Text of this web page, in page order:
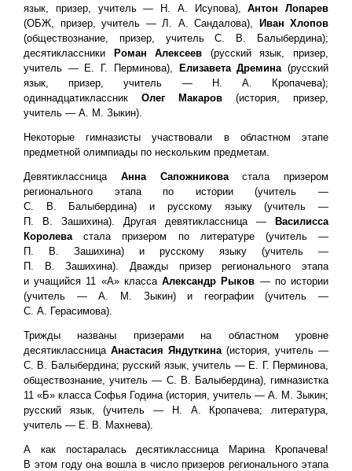
язык, призер, учитель — Н. А. Исупова),Антон Лопарев
(ОБЖ, призер, учитель — Л. А. Сандалова),
Иван Хлопов
(обществознание, призер, учитель С. В. Балыбердина);
десятиклассники
Роман Алексеев (русский язык, призер,
учитель — Е. Г. Перминова),
Елизавета Дремина (русский
язык, призер, учитель — Н. А. Кропачева);
одиннадцатиклассник Олег Макаров (история, призер,
учитель — А. М. Зыкин).
Некоторые гимназисты участвовали в областном этапе
предметной олимпиады по нескольким предметам.
Девятиклассница Анна Сапожниковастала призером
регионального этапа по истории (учитель —
С. В. Балыбердина) и русскому языку (учитель —
П. В. Зашихина). Другая девятиклассница —
Василисса
Королева стала призером по литературе (учитель —
П. В. Зашихина) и русскому языку (учитель —
П. В. Зашихина). Дважды призер регионального этапа
и учащийся 11 «А» классаАлександр Рыков — по истории
(учитель — А. М. Зыкин) и географии (учитель —
С. А. Герасимова).
Трижды названы призерами на областном уровне
десятиклассница Анастасия Яндуткина (история, учитель —
С. В. Балыбердина; русский язык, учитель — Е. Г. Перминова,
обществознание, учитель — С. В. Балыбердина), гимназистка
11 «Б» класса Софья Година (история, учитель — А. М. Зыкин;
русский язык, (учитель — Н. А. Кропачева; литература,
учитель — Е. В. Махнева).
А как постаралась десятиклассница Марина Кропачева!
В этом году она вошла в число призеров регионального этапа